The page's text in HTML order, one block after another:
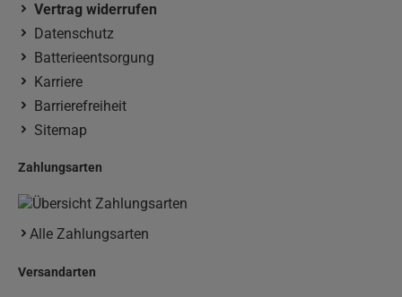
Vertrag widerrufen
Datenschutz
Batterieentsorgung
Karriere
Barrierefreiheit
Sitemap
Zahlungsarten
Alle Zahlungsarten
Versandarten